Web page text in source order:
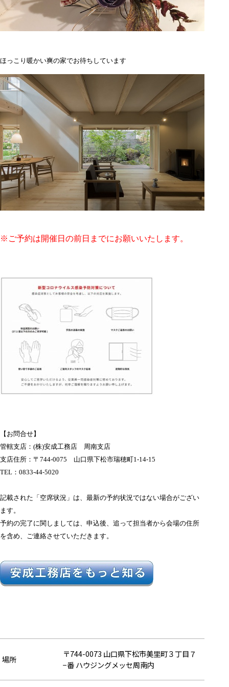
ほっこり暖かい爽の家でお待ちしています
※ご予約は開催日の前日までにお願いいたします。
【お問合せ】
管轄支店：(株)安成工務店 周南支店
支店住所：〒744-0075 山口県下松市瑞穂町1-14-15
TEL：0833-44-5020
記載された「空席状況」は、最新の予約状況ではない場合がござい
ます。
予約の完了に関しましては、申込後、追って担当者から会場の住所
を含め、ご連絡させていただきます。
場所
〒744-0073 山口県下松市美里町３丁目７
−番 ハウジングメッセ周南内